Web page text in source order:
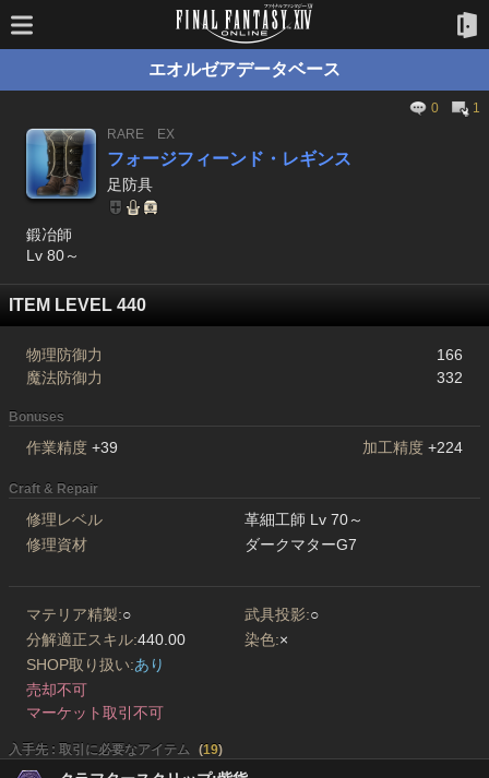
エオルゼアデータベース
0
1
RARE
EX
フォージフィーンド・レギンス
足防具
鍛冶師
Lv 80～
ITEM LEVEL 440
物理防御力
166
魔法防御力
332
Bonuses
作業精度 +39 加工精度 +224
Craft & Repair
修理レベル
革細工師 Lv 70～
修理資材
ダークマターG7
マテリア精製:○ 武具投影:○
分解適正スキル:440.00 染色:×
SHOP取り扱い:あり
売却不可
マーケット取引不可
入手先 : 取引に必要なアイテム (19)